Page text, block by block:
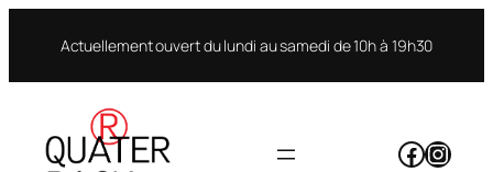
contenu
Actuellement ouvert du lundi au samedi de 10h à 19h30